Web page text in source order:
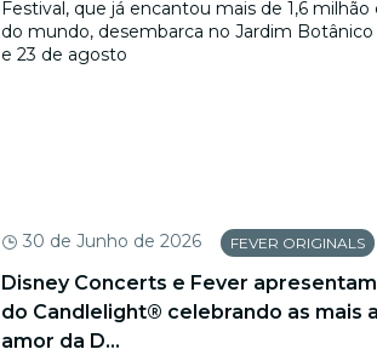
Festival, que já encantou mais de 1,6
do mundo, desembarca no Jardim Botânico
e 23 de agosto
30 de Junho de 2026 FEVER ORIGINALS
Disney Concerts e Fever
do Candlelight® celebrando as mais
amor da D...